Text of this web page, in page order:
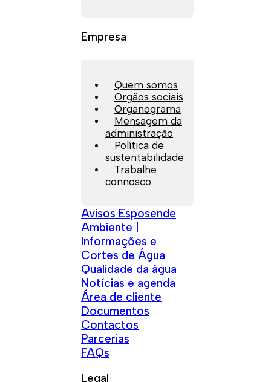
Empresa
Quem somos
Orgãos sociais
Organograma
Mensagem da
administração
Política de
sustentabilidade
Trabalhe
connosco
Avisos Esposende
Ambiente |
Informações e
Cortes de Água
Qualidade da água
Notícias e agenda
Área de cliente
Documentos
Contactos
Parcerias
FAQs
Legal